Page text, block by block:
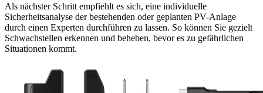
Als nächster Schritt empfiehlt es sich, eine individuelle
Sicherheitsanalyse der bestehenden oder geplanten PV-Anlage
durch einen Experten durchführen zu lassen. So können Sie gezielt
Schwachstellen erkennen und beheben, bevor es zu gefährlichen
Situationen kommt.